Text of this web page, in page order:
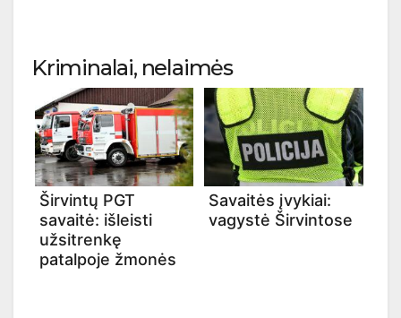
Kriminalai, nelaimės
Širvintų PGT
savaitė: išleisti
užsitrenkę
patalpoje žmonės
Savaitės įvykiai:
vagystė Širvintose